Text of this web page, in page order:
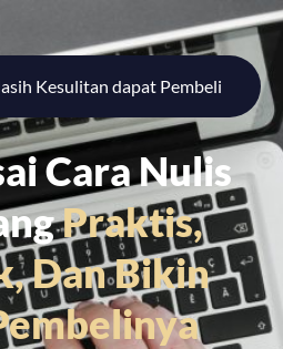
Kesulitan dapat Pembeli
Cara Nulis
Praktis,
Dan Bikin